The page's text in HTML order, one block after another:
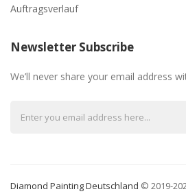
Auftragsverlauf
Newsletter Subscribe
We’ll never share your email address
Diamond Painting Deutschland © 2019-